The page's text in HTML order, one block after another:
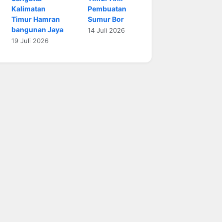
Kalimatan
Timur Hamran
bangunan Jaya
19 Juli 2026
Pembuatan
Sumur Bor
14 Juli 2026